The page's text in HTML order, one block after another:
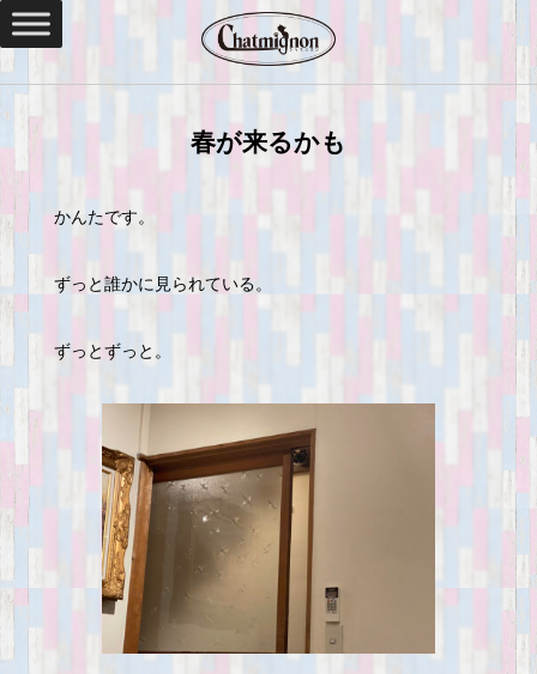
春が来るかも
かんたです。
ずっと誰かに見られている。
ずっとずっと。